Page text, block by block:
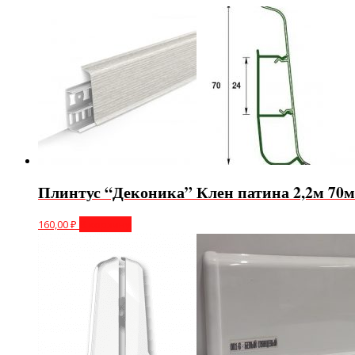
Плинтус “Деконика” Клен патина 2,2м
160,00₽